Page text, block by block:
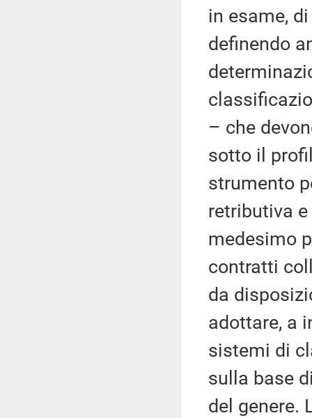
in esame,
definendo
– che
sotto il
strumento
retributiva
medesimo
contratti
da
adottare, a
sistemi di
sulla base
del genere.